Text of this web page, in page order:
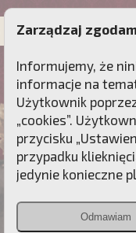
PATRON
Zarządzaj
Informujemy, że
informacje na
Użytkownik
„cookies”.
przycisku
przypadku
jedynie konieczne
Odmawiam